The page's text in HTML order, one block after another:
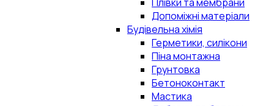
Допоміжні матеріали
Будівельна хімія
Герметики, силікони
Піна монтажна
Грунтовка
Бетоноконтакт
Мастика